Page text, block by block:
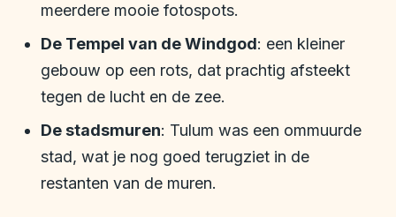
meerdere mooie fotospots.
De Tempel van de Windgod: een kleiner
gebouw op een rots, dat prachtig afsteekt
tegen de lucht en de zee.
De stadsmuren: Tulum was een ommuurde
stad, wat je nog goed terugziet in de
restanten van de muren.